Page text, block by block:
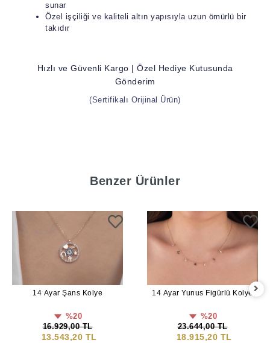
sunar
Özel işçiliği ve kaliteli altın yapısıyla uzun ömürlü bir
takıdır
Hızlı ve Güvenli Kargo | Özel Hediye Kutusunda
Gönderim
(Sertifikalı Orijinal Ürün)
Benzer Ürünler
14 Ayar Şans Kolye
%20
16.929,00 TL
13.543,20 TL
14 Ayar Yunus Figürlü Kolye
%20
23.644,00 TL
18.915,20 TL